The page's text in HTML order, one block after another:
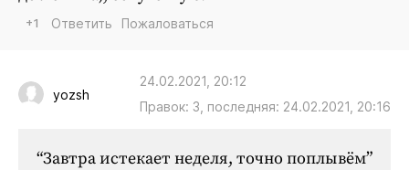
+1 Ответить Пожаловаться
yozsh
24.02.2021, 20:12
Правок: 3, последняя: 24.02.2021, 20:16
“Завтра истекает неделя, точно поплывём”